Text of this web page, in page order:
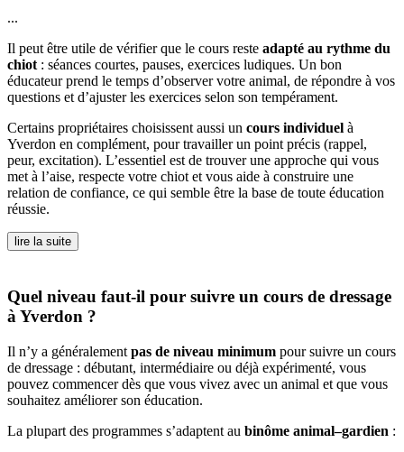
...
Il peut être utile de vérifier que le cours reste adapté au rythme du
chiot : séances courtes, pauses, exercices ludiques. Un bon
éducateur prend le temps d’observer votre animal, de répondre à vos
questions et d’ajuster les exercices selon son tempérament.
Certains propriétaires choisissent aussi un cours individuel à
Yverdon en complément, pour travailler un point précis (rappel,
peur, excitation). L’essentiel est de trouver une approche qui vous
met à l’aise, respecte votre chiot et vous aide à construire une
relation de confiance, ce qui semble être la base de toute éducation
réussie.
lire la suite
Quel niveau faut-il pour suivre un cours de dressage
à Yverdon ?
Il n’y a généralement pas de niveau minimum pour suivre un cours
de dressage : débutant, intermédiaire ou déjà expérimenté, vous
pouvez commencer dès que vous vivez avec un animal et que vous
souhaitez améliorer son éducation.
La plupart des programmes s’adaptent au binôme animal–gardien :